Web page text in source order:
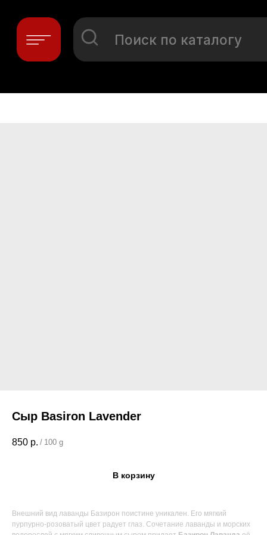
Поиск по каталогу
Сыр Basiron Lavender
850 р. / 100 g
В корзину
Внешний вид лаванды Базирон поистине уникален. Его мягкий
пурпурно-розоватый цвет радует глаз. Сочетание лаванды и морских